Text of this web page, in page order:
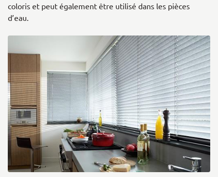
coloris et peut également être utilisé dans les pièces
d’eau.